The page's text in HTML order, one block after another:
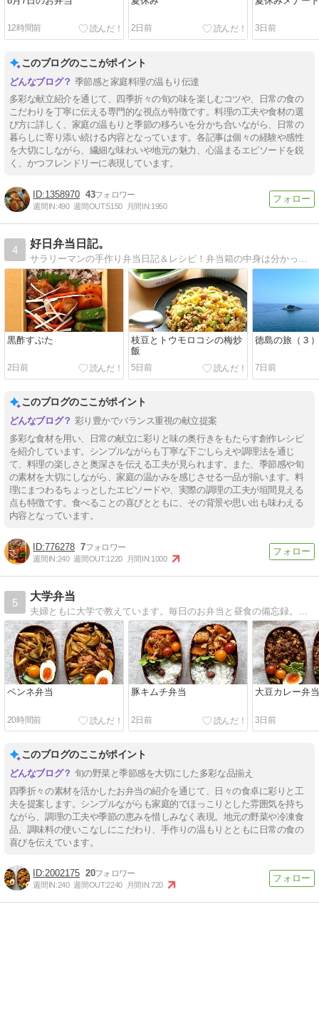
12時間前 2日前 3日前
このブログのここがポイント
季節感と家庭料理の温もり伝達
多彩な献立紹介を通じて、四季折々の旬の味を楽しむコツや、日常の食の
こだわりを丁寧に伝える専門的な視点が特徴です。料理の工夫や食材の選
び方に詳しく、家庭の温もりと季節の移ろいを分かち合いながら、日常の
暮らしに寄り添い続ける内容となっています。各記事は個々の経験や感性
を大切にしながら、繊細な味わいや地元の魅力、心温まるエピソードを鋭
く、かつフレンドリーに表現しています。
1358970 43
週間IN:490 週間OUT:5150 月間IN:1950
4
好日弁当日記。
黒酢すぶた
2日前
枝豆とトウモロコシの梅炒
飯
5日前
徳島の旅（３）
7日前
このブログのここがポイント
彩り豊かでバランス重視の献立提案
多彩な食材を用い、日常の献立に彩りと味の奥行きをもたらす創作レシピ
を紹介しています。シンプルながらも丁寧な下ごしらえや調理法を通じ
て、料理の楽しさと奥深さを伝える工夫が見られます。また、季節感や旬
の素材を大切にしながら、家庭の温かみを感じさせる一品が揃います。料
理にまつわるちょっとしたエピソードや、実際の調理の工夫が垣間見える
点も特徴です。食べることの喜びとともに、その背景や思い出も味わえる
内容となっています。
776278 7
週間IN:240 週間OUT:1220 月間IN:1000
5
大学弁当
ペンネ弁当
20時間前
豚キムチ弁当
2日前
大豆カレー弁当
3日前
このブログのここがポイント
旬の野菜と季節感を大切にした多彩な品揃え
四季折々の素材を活かしたお弁当の紹介を通じて、日々の食卓に彩りと工
夫を提案します。シンプルながらも家庭的でほっこりとした雰囲気を持ち
ながら、調理の工夫や季節の恵みを惜しみなく表現。地元の野菜や冷凍食
品、調味料の使いこなしにこだわり、手作りの温もりとともに日常の食の
喜びを伝えています。
2002175 20
週間IN:240 週間OUT:2240 月間IN:720